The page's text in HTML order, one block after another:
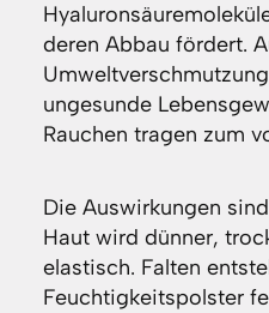
deren Abbau fördert.
ungesunde
Rauchen tragen zum
Die Auswirkungen
Haut wird dünner,
elastisch. Falten
Feuchtigkeitspolster